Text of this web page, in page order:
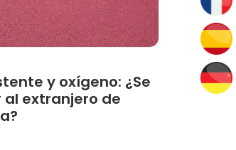
y oxígeno: ¿Se
extranjero de